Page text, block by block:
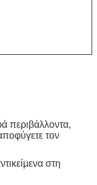
περιβάλλοντα,
τον
στη